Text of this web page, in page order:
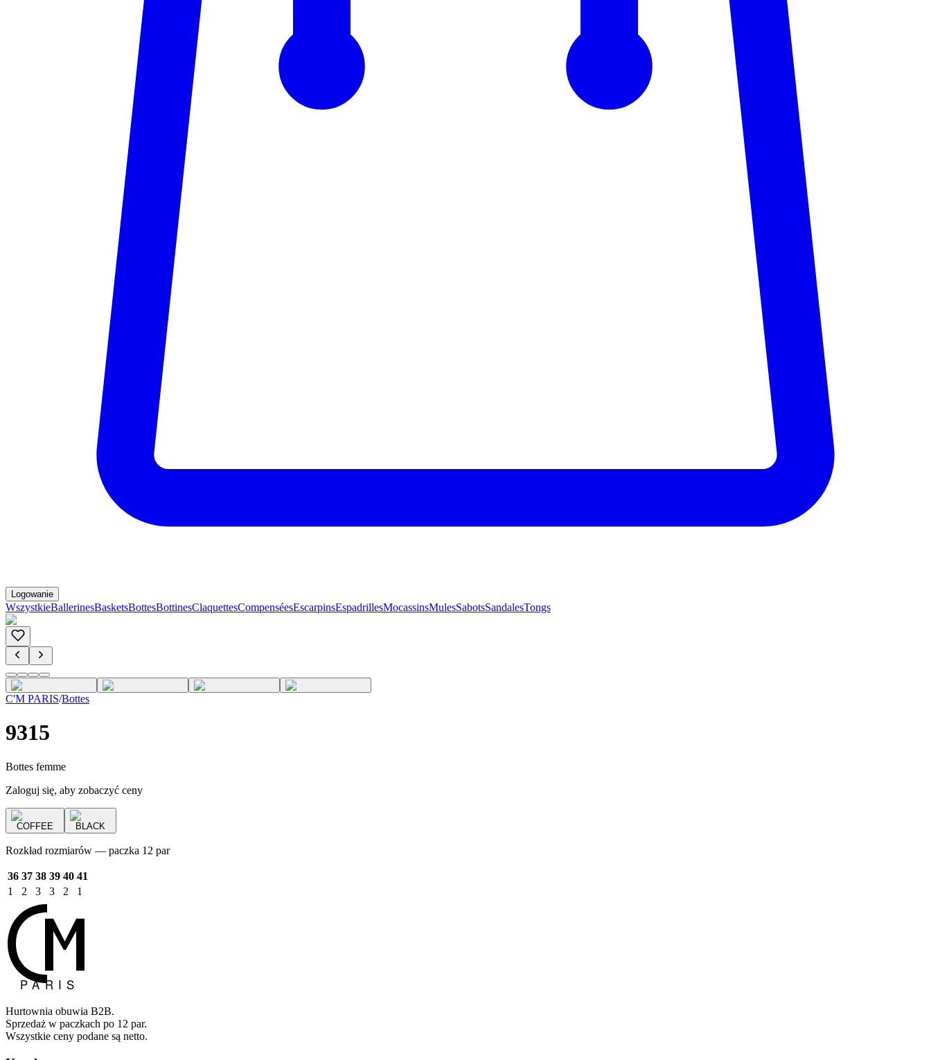
Logowanie
WszystkieBallerinesBasketsBottesBottinesClaquettesCompenséesEscarpinsEspadrillesMocassinsMulesSabotsSandalesTongs
C'M PARIS/Bottes
9315
Bottes femme
Zaloguj się, aby zobaczyć ceny
COFFEE BLACK
Rozkład rozmiarów — paczka 12 par
36 37 38 39 40 41
1
2 3 3 2 1
Hurtownia obuwia B2B.
Sprzedaż w paczkach po 12 par.
Wszystkie ceny podane są netto.